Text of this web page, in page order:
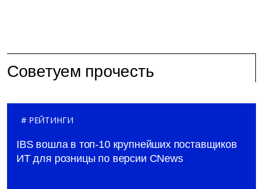
Советуем прочесть
РЕЙТИНГИ
IBS вошла в топ-10 крупнейших поставщиков
ИТ для розницы по версии CNews